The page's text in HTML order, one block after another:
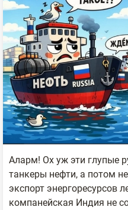
Аларм! Ох уж эти глупые
танкеры нефти, а потом
экспорт энергоресурсов
компанейская Индия не